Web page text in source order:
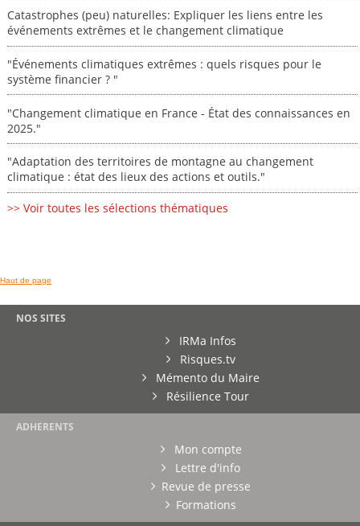
Catastrophes (peu) naturelles: Expliquer les liens entre les
événements extrêmes et le changement climatique
"Événements climatiques extrêmes : quels risques pour le
système financier ? "
"Changement climatique en France - État des connaissances en
2025."
"Adaptation des territoires de montagne au changement
climatique : état des lieux des actions et outils."
>> Voir toutes les sélections thématiques
Haut de page
NOS SITES
IRMa Infos
Risques.tv
Mémento du Maire
Résilience Tour
ADHERENTS
Mon compte
Lettre d'info
Revue de presse
Formations